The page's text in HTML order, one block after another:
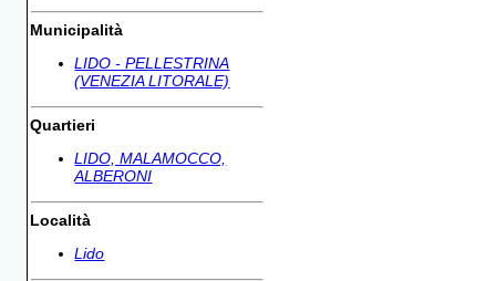
Municipalità
LIDO - PELLESTRINA
(VENEZIA LITORALE)
Quartieri
LIDO, MALAMOCCO,
ALBERONI
Località
Lido